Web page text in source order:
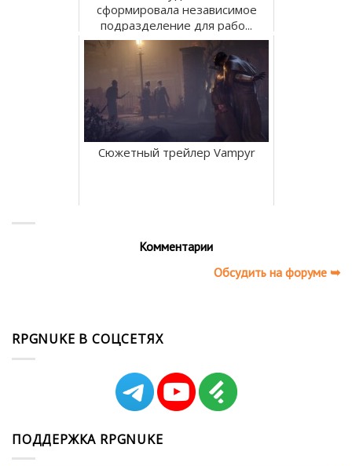
сформировала независимое
подразделение для рабо...
Сюжетный трейлер Vampyr
Комментарии
Обсудить на форуме ➥
RPGNUKE В СОЦСЕТЯХ
ПОДДЕРЖКА RPGNUKE